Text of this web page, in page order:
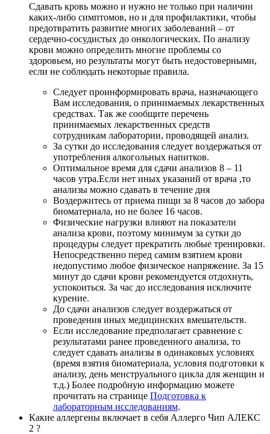
Сдавать кровь можно и нужно не только при наличии
каких-либо симптомов, но и для профилактики, чтобы
предотвратить развитие многих заболеваний – от
сердечно-сосудистых до онкологических. По анализу
крови можно определить многие проблемы со
здоровьем, но результаты могут быть недостоверными,
если не соблюдать некоторые правила.
Следует проинформировать врача, назначающего
Вам исследования, о принимаемых лекарственных
средствах. Так же сообщите перечень
принимаемых лекарственных средств
сотрудникам лаборатории, проводящей анализ.
За сутки до исследования следует воздержаться от
употребления алкогольных напитков.
Оптимальное время для сдачи анализов 8 – 11
часов утра.Если нет иных указаний от врача ,то
анализы можно сдавать в течение дня
Воздержитесь от приема пищи за 8 часов до забора
биоматериала, но не более 16 часов.
Физические нагрузки влияют на показатели
анализа крови, поэтому минимум за сутки до
процедуры следует прекратить любые тренировки.
Непосредственно перед самим взятием крови
недопустимо любое физическое напряжение. За 15
минут до сдачи крови рекомендуется отдохнуть,
успокоиться. За час до исследования исключите
курение.
До сдачи анализов следует воздержаться от
проведения иных медицинских вмешательств.
Если исследование предполагает сравнение с
результатами ранее проведенного анализа, то
следует сдавать анализы в одинаковых условиях
(время взятия биоматериала, условия подготовки к
анализу, день менструального цикла для женщин и
т.д.) Более подробную информацию можете
прочитать на странице Подготовка к
лабораторным исследованиям.
Какие аллергены включает в себя Аллерго Чип АЛЕКС
2 ?